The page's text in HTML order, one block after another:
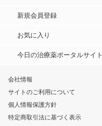
新規会員登録
お気に入り
今日の治療薬ポータルサイト
会社情報
サイトのご利用について
個人情報保護方針
特定商取引法に基づく表示